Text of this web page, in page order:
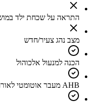
התראה על שכחת ילד
מצב נהג צעיר/חדש
הכנה למנעול אלכוהול
AHB מעבר אוטומטי לאורות גבוהים